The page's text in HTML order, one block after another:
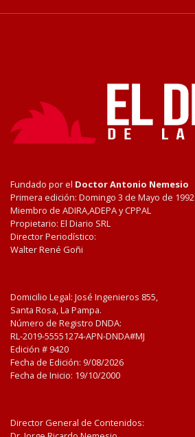
Fundado por el Doctor Antonio Nemesio
Primera edición: Domingo 3 de Mayo de 1992
Miembro de ADIRA,ADEPA y CPPAL
Propietario: El Diario SRL
Director Periodístico:
Walter René Goñi
Domicilio Legal: José Ingenieros 855,
Santa Rosa, La Pampa.
Número de Registro DNDA:
RL-2019-55551274-APN-DNDA#MJ
Edición # 9420
Fecha de Edición: 9/08/2026
Fecha de Inicio: 19/10/2000
Director General de Contenidos: